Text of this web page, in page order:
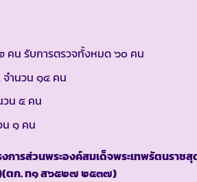
คน รับการตรวจทั้งหมด ๖๐ คน
จำนวน ๑๔ คน
วน ๕ คน
น ๑ คน
การส่วนพระองค์สมเด็จพระเทพรัตนราชสุ
ตก. ท๑ ส๖๕๒๗ ๒๕๓๗)